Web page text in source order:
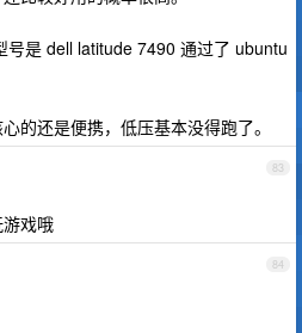
号是 dell latitude 7490 通过了 ubuntu
的还是便携，低压基本没得跑了。
83
戏哦
84